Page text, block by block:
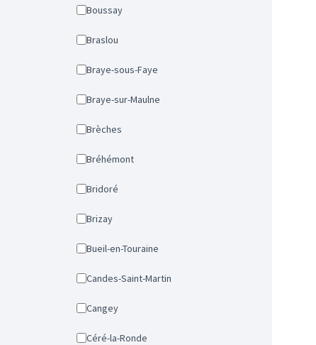
Boussay
Braslou
Braye-sous-Faye
Braye-sur-Maulne
Brèches
Bréhémont
Bridoré
Brizay
Bueil-en-Touraine
Candes-Saint-Martin
Cangey
Céré-la-Ronde